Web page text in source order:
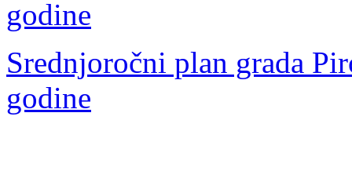
godine
Srednjoročni plan grada
godine